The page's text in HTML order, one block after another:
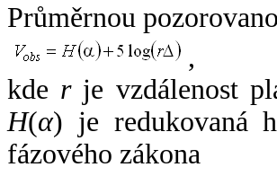
Průměrnou
,
kde rje vzdálenost
H(α) je redukovaná
fázového zákona